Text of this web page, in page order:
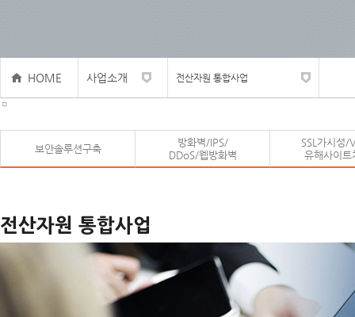
HOME 사업소개 전산자원 통합사업
방화벽/IPS/DDoS/웹방화벽
L4스위치/패스워드관리
전산자원 통합사업
ㅁ
보안솔루션구축
방화벽/IPS/
DDoS/웹방화벽
SSL가시성/
유해사이트
전산자원 통합사업